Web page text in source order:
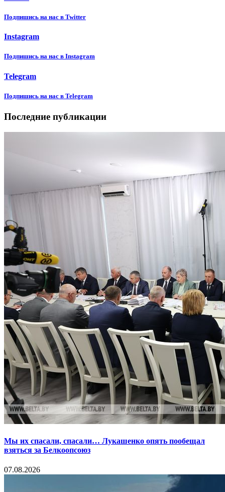
Подпишиcь на нас в Twitter
Instagram
Подпишиcь на нас в Instagram
Telegram
Подпишиcь на нас в Telegram
Последние публикации
Мы их спасали, спасали… Лукашенко опять пообещал
взяться за Белкоопсоюз
07.08.2026